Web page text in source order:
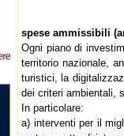
spese ammissibili
Ogni piano di
territorio nazionale,
turistici, la
dei criteri ambientali,
In particolare:
a) interventi per il